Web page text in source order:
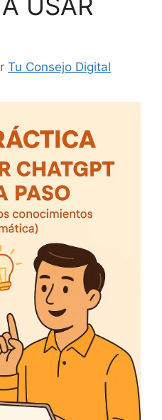
Tu Consejo Digital